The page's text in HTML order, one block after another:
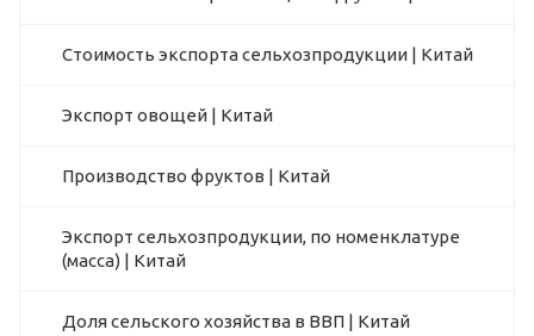
Стоимость экспорта сельхозпродукции | Китай
Экспорт овощей | Китай
Производство фруктов | Китай
Экспорт сельхозпродукции, по номенклатуре
(масса) | Китай
Доля сельского хозяйства в ВВП | Китай